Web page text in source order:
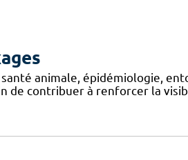
animale, épidémiologie,
de contribuer à renforcer la